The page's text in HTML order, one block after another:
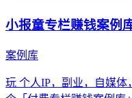
小报童专栏赚钱案例
案例库
玩 个人IP，副业，自媒